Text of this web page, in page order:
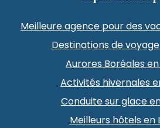
Meilleure agence pour des
Destinations de
Aurores Boréales
Activités hivernales
Conduite sur glace
Meilleurs hôtels en